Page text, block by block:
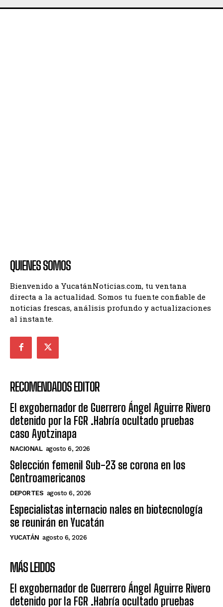
QUIENES SOMOS
Bienvenido a YucatánNoticias.com, tu ventana
directa a la actualidad. Somos tu fuente confiable de
noticias frescas, análisis profundo y actualizaciones
al instante.
RECOMENDADOS EDITOR
El exgobernador de Guerrero Ángel Aguirre Rivero
detenido por la FGR .Habría ocultado pruebas
caso Ayotzinapa
NACIONAL agosto 6, 2026
Selección femenil Sub-23 se corona en los
Centroamericanos
DEPORTES agosto 6, 2026
Especialistas internacio nales en biotecnología
se reunirán en Yucatán
YUCATÁN agosto 6, 2026
MÁS LEIDOS
El exgobernador de Guerrero Ángel Aguirre Rivero
detenido por la FGR .Habría ocultado pruebas